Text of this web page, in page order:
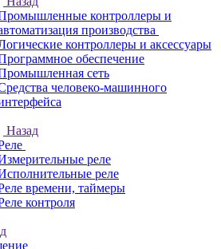
контроллеры и
производства
контроллеры и аксессуары
обеспечение
сеть
человеко-машинного
Назад
реле
реле
времени, таймеры
контроля